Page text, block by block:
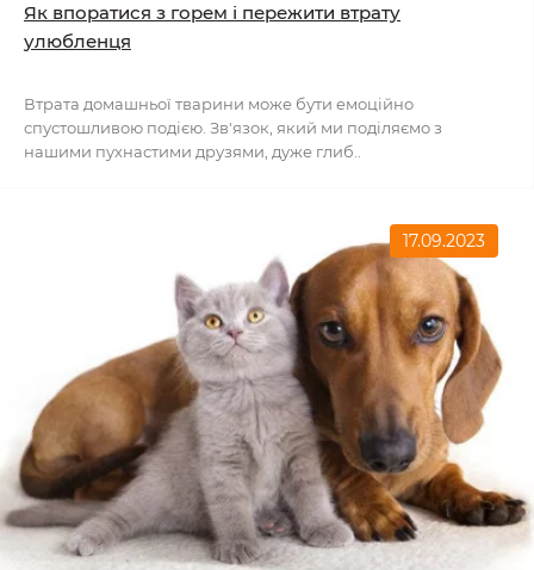
Як впоратися з горем і пережити втрату
улюбленця
Втрата домашньої тварини може бути емоційно
спустошливою подією. Зв'язок, який ми поділяємо з
нашими пухнастими друзями, дуже глиб..
17.09.2023